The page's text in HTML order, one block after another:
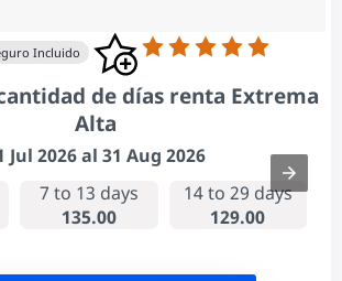
Incluido
de días renta Extrema
Alta
Jul 2026 al 31 Aug 2026
7 to 13 days
135.00
14 to 29 days
129.00